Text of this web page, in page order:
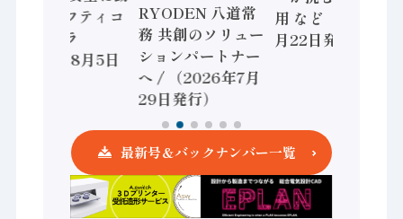
かすセーフティコ
ントローラ
（2026年8月5日
RYODEN 八道常
務 共創のソリュー
ションパートナー
へ / （2026年7月
29日発行）
用 など（2026年7
月22日発行）
最新号＆バックナンバー一覧